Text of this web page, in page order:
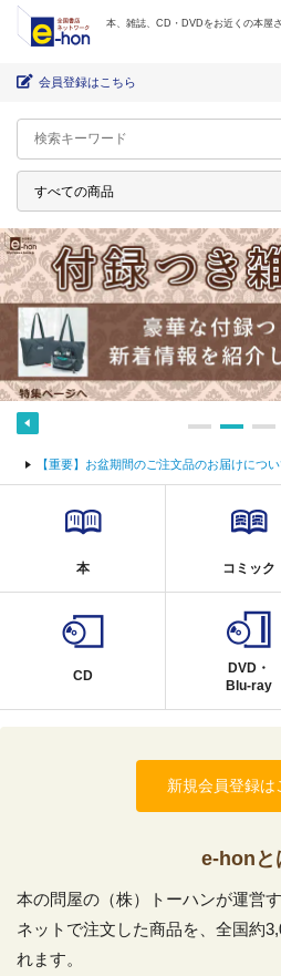
本、雑誌、CD・DVDをお近くの本屋
会員登録はこちら
【重要】お盆期間のご注文品のお届けにつ
本 コミック
CD
DVD・
Blu-ray
新規会員登録は
e-honと
本の問屋の（株）トーハンが運営
ネットで注文した商品を、全国約
れます。